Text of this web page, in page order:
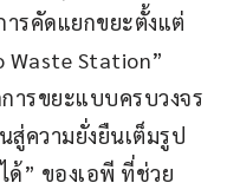
ารคัดแยกขยะตั้งแต่
Waste Station”
ารขยะแบบครบวงจร
สู่ความยั่งยืนเต็มรูป
” ของเอพี ที่ช่วย